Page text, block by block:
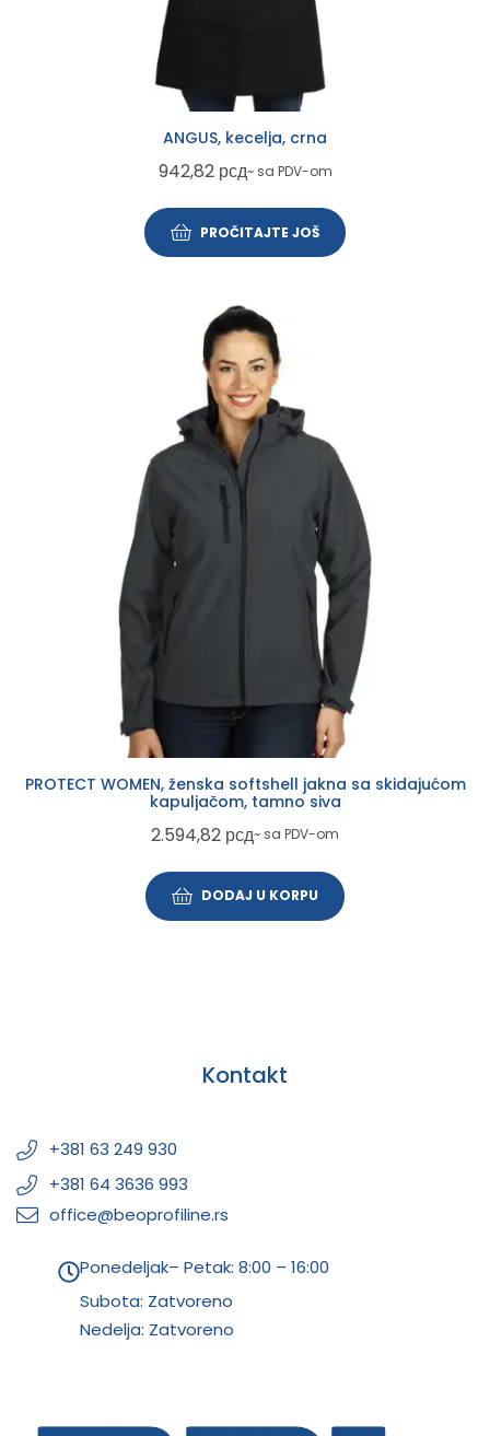
ANGUS, kecelja, crna
942,82 рсд~ sa PDV-om
PROČITAJTE JOŠ
PROTECT WOMEN, ženska softshell jakna sa skidajućom
kapuljačom, tamno siva
2.594,82 рсд~ sa PDV-om
DODAJ U KORPU
Kontakt
+381 63 249 930
+381 64 3636 993
office@beoprofiline.rs
Ponedeljak– Petak: 8:00 – 16:00
Subota: Zatvoreno
Nedelja: Zatvoreno